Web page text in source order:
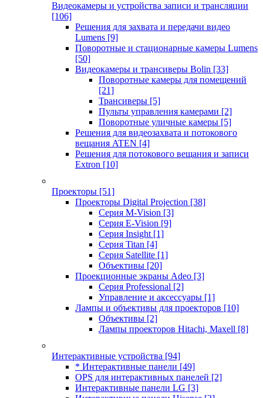
Видеокамеры и устройства записи и трансляции
[106]
Решения для захвата и передачи видео
Lumens [9]
Поворотные и стационарные камеры Lumens
[50]
Видеокамеры и трансиверы Bolin [33]
Поворотные камеры для помещений
[21]
Трансиверы [5]
Пульты управления камерами [2]
Поворотные уличные камеры [5]
Решения для видеозахвата и потокового
вещания ATEN [4]
Решения для потокового вещания и записи
Extron [10]
Проекторы [51]
Проекторы Digital Projection [38]
Серия M-Vision [3]
Серия E-Vision [9]
Серия Insight [1]
Серия Titan [4]
Серия Satellite [1]
Объективы [20]
Проекционные экраны Adeo [3]
Серия Professional [2]
Управление и аксессуары [1]
Лампы и объективы для проекторов [10]
Объективы [2]
Лампы проекторов Hitachi, Maxell [8]
Интерактивные устройства [94]
* Интерактивные панели [49]
OPS для интерактивных панелей [2]
Интерактивные панели LG [3]